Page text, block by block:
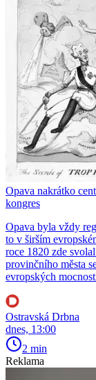
Opava nakrátko
kongres
Opava byla vždy
to v širším
roce 1820 zde
provinčního města
evropských
Ostravská Drbna
dnes, 13:00
2 min
Reklama